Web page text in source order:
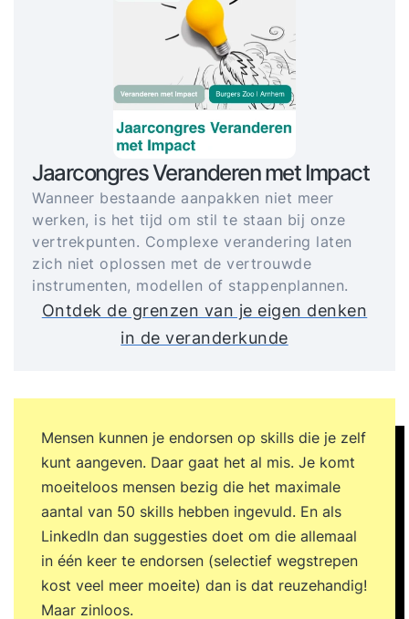
Jaarcongres Veranderen met Impact
Wanneer bestaande aanpakken niet meer
werken, is het tijd om stil te staan bij onze
vertrekpunten. Complexe verandering laten
zich niet oplossen met de vertrouwde
instrumenten, modellen of stappenplannen.
Ontdek de grenzen van je eigen denken
in de veranderkunde
Mensen kunnen je endorsen op skills die je zelf
kunt aangeven. Daar gaat het al mis. Je komt
moeiteloos mensen bezig die het maximale
aantal van 50 skills hebben ingevuld. En als
LinkedIn dan suggesties doet om die allemaal
in één keer te endorsen (selectief wegstrepen
kost veel meer moeite) dan is dat reuzehandig!
Maar zinloos.